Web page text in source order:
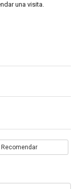
una visita.
Recomendar